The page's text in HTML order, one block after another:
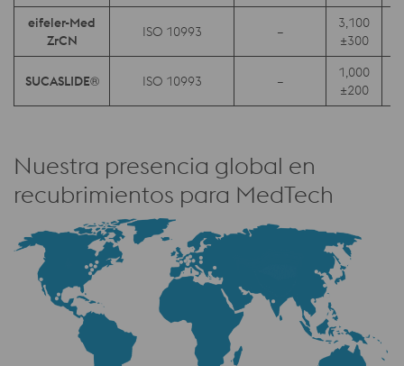
eifeler-Med
ZrCN
ISO 10993 –
3,100
±300
SUCASLIDE® ISO 10993 –
1,000
±200
Nuestra presencia global en
recubrimientos para MedTech